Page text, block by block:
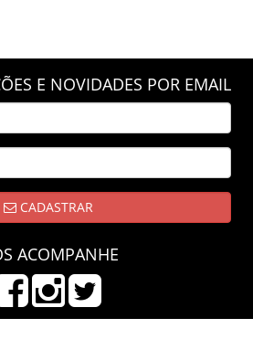
E NOVIDADES POR EMAIL
CADASTRAR
ACOMPANHE